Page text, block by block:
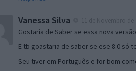
Vanessa Silva
Gostaria de Saber se essa nova
E tb goastaria de saber se ese 8.0 só
Seu tiver em Português e for bom